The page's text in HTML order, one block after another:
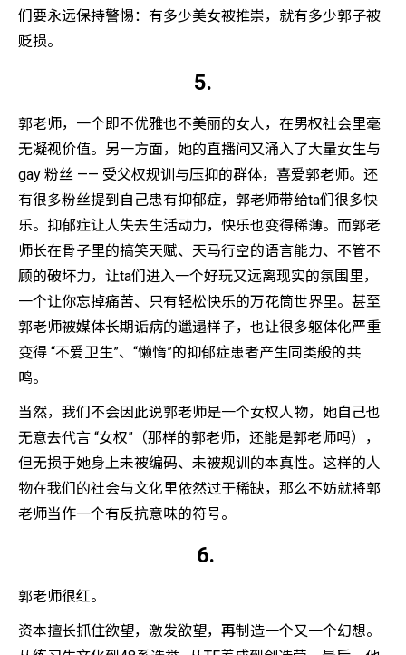
们要永远保持警惕：有多少美女被推崇，就有多少郭子被
贬损。
5.
郭老师，一个即不优雅也不美丽的女人，在男权社会里毫
无凝视价值。另一方面，她的直播间又涌入了大量女生与
gay 粉丝 —— 受父权规训与压抑的群体，喜爱郭老师。还
有很多粉丝提到自己患有抑郁症，郭老师带给ta们很多快
乐。抑郁症让人失去生活动力，快乐也变得稀薄。而郭老
师长在骨子里的搞笑天赋、天马行空的语言能力、不管不
顾的破坏力，让ta们进入一个好玩又远离现实的氛围里，
一个让你忘掉痛苦、只有轻松快乐的万花筒世界里。甚至
郭老师被媒体长期诟病的邋遢样子，也让很多躯体化严重
变得 “不爱卫生”、“懒惰”的抑郁症患者产生同类般的共
鸣。
当然，我们不会因此说郭老师是一个女权人物，她自己也
无意去代言 “女权”（那样的郭老师，还能是郭老师吗），
但无损于她身上未被编码、未被规训的本真性。这样的人
物在我们的社会与文化里依然过于稀缺，那么不妨就将郭
老师当作一个有反抗意味的符号。
6.
郭老师很红。
资本擅长抓住欲望，激发欲望，再制造一个又一个幻想。